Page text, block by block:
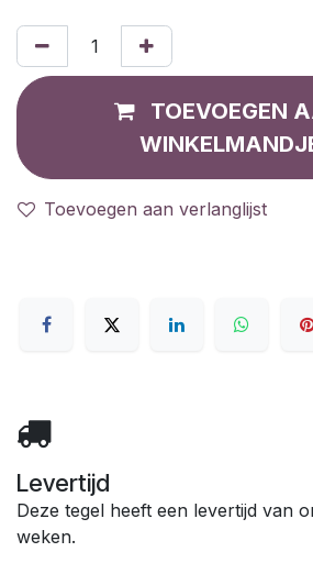
TOEVOEGEN
Toevoegen aan verlanglijst
Levertijd
Deze tegel heeft een levertijd van
weken.